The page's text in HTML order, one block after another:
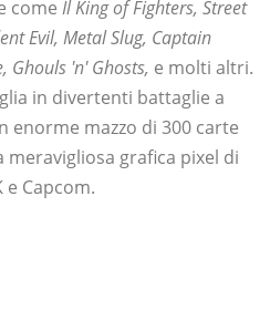
come IlKing of Fighters, Street
Evil, Metal Slug, Captain
Ghouls 'n' Ghosts, e molti altri.
in divertenti battaglie a
enorme mazzo di 300 carte
grafica pixel di
Capcom.